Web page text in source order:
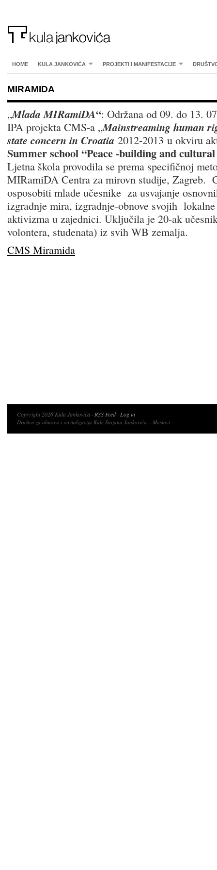
HOME KULA JANKOVIĆA PROJEKTI I MANIFESTACIJE
MIRAMIDA
„Mlada MIRamiDA“: Održana od 09. do
IPA projekta CMS-a „Mainstreaming human
state concern in Croatia 2012-2013 u okviru
Summer school “Peace -building and
Ljetna škola provodila se prema specifičnoj
MIRamiDA Centra za mirovn studije, Zagreb.
osposobiti mlade učesnike za usvajanje
izgradnje mira, izgradnje-obnove svojih
aktivizma u zajednici. Uključila je 20-ak
volontera, studenata) iz svih WB zemalja.
CMS Miramida
Copyright 2026 Kula Jankovića · RSS Feed· Log in
Društvo za obnovu i revitalizaciju Kule Stojana Jankovića – Mostovi